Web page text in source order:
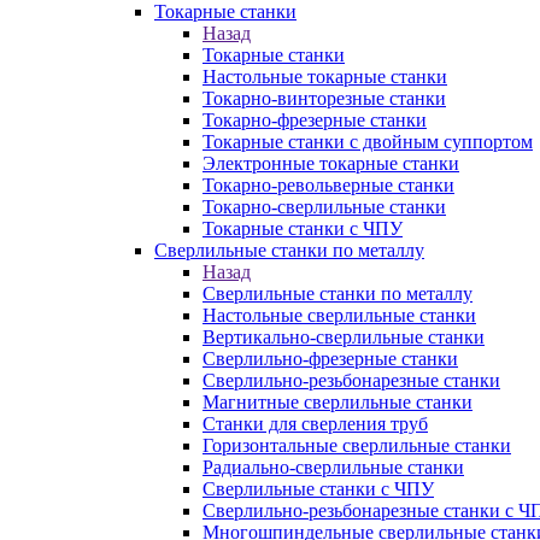
Токарные станки
Назад
Токарные станки
Настольные токарные станки
Токарно-винторезные станки
Токарно-фрезерные станки
Токарные станки с двойным суппортом
Электронные токарные станки
Токарно-револьверные станки
Токарно-сверлильные станки
Токарные станки с ЧПУ
Сверлильные станки по металлу
Назад
Сверлильные станки по металлу
Настольные сверлильные станки
Вертикально-сверлильные станки
Сверлильно-фрезерные станки
Сверлильно-резьбонарезные станки
Магнитные сверлильные станки
Станки для сверления труб
Горизонтальные сверлильные станки
Радиально-сверлильные станки
Сверлильные станки с ЧПУ
Сверлильно-резьбонарезные станки с
Многошпиндельные сверлильные